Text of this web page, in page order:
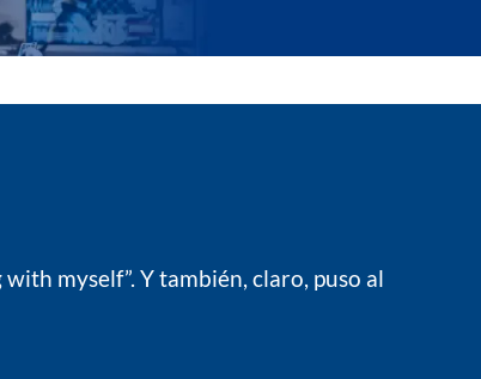
myself”. Y también, claro, puso al